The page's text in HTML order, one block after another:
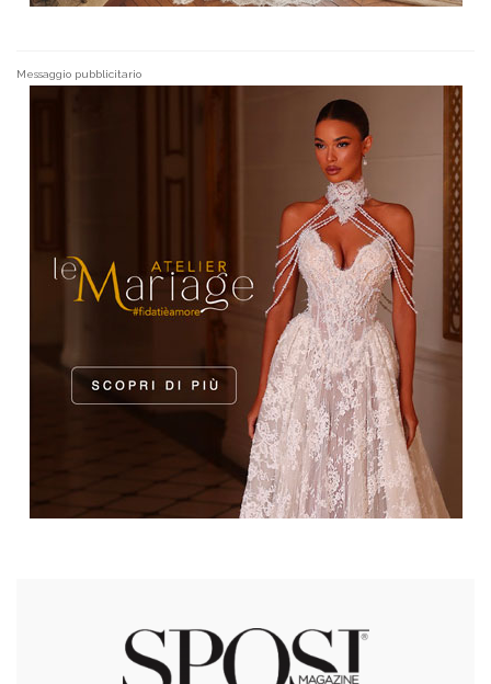
Messaggio pubblicitario